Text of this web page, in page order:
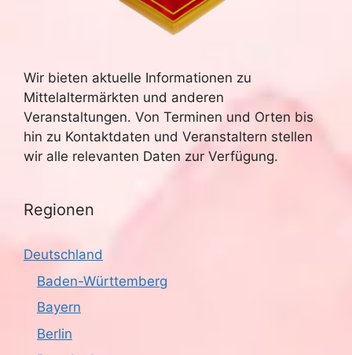
Wir bieten aktuelle Informationen zu
Mittelaltermärkten und anderen
Veranstaltungen. Von Terminen und Orten bis
hin zu Kontaktdaten und Veranstaltern stellen
wir alle relevanten Daten zur Verfügung.
Regionen
Deutschland
Baden-Württemberg
Bayern
Berlin